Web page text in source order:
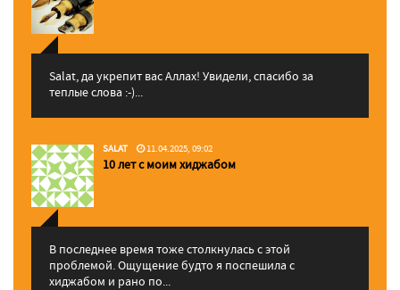
Salat, да укрепит вас Аллаx! Увидели, спасибо за
теплые слова :-)...
SALAT 11.04.2025, 09:02
10 лет с моим хиджабом
В последнее время тоже столкнулась с этой
проблемой. Ощущение будто я поспешила с
хиджабом и рано по...